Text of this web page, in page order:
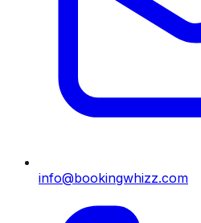
info@bookingwhizz.com